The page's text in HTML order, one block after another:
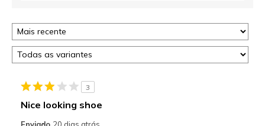
3
Nice looking shoe
Enviado 20 dias atrás